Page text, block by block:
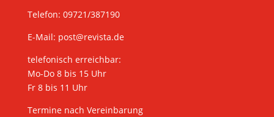
Telefon: 09721/387190
E-Mail: post@revista.de
telefonisch erreichbar:
Mo-Do 8 bis 15 Uhr
Fr 8 bis 11 Uhr
Termine nach Vereinbarung